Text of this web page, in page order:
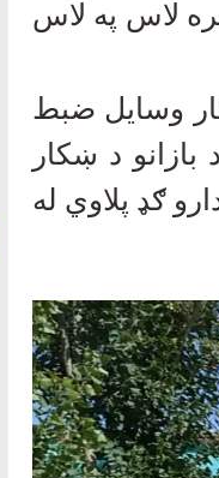
لاس په لاس
وسایل ضبط
د ښکار
ګډ پلاوي له